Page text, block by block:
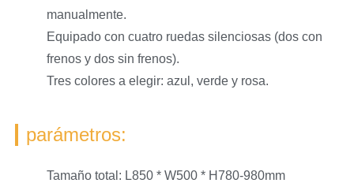
manualmente.
Equipado con cuatro ruedas silenciosas (dos con
frenos y dos sin frenos).
Tres colores a elegir: azul, verde y rosa.
parámetros:
Tamaño total: L850 * W500 * H780-980mm